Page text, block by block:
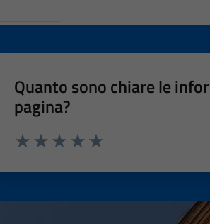
Quanto sono chiare le
pagina?